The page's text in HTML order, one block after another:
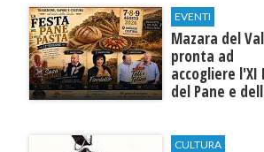
EVENTI
Mazara del
pronta ad
accogliere l'XI
del Pane e
CULTURA